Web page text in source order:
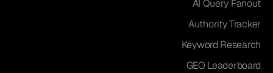
AI Query Fanout
Authority Tracker
Keyword Research
GEO Leaderboard